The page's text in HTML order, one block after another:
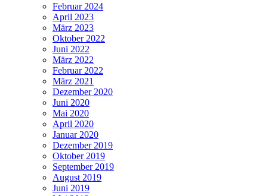
Februar 2024
April 2023
März 2023
Oktober 2022
Juni 2022
März 2022
Februar 2022
März 2021
Dezember 2020
Juni 2020
Mai 2020
April 2020
Januar 2020
Dezember 2019
Oktober 2019
September 2019
August 2019
Juni 2019